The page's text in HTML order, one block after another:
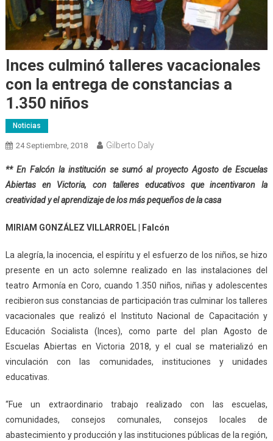
Inces culminó talleres vacacionales
con la entrega de constancias a
1.350 niños
Noticias
24 Septiembre, 2018 Gilberto Daly
** En Falcón la institución se sumó al proyecto Agosto de Escuelas
Abiertas en Victoria, con talleres educativos que incentivaron la
creatividad y el aprendizaje de los más pequeños de la casa
MIRIAM GONZÁLEZ VILLARROEL | Falcón
La alegría, la inocencia, el espíritu y el esfuerzo de los niños, se hizo
presente en un acto solemne realizado en las instalaciones del
teatro Armonía en Coro, cuando 1.350 niños, niñas y adolescentes
recibieron sus constancias de participación tras culminar los talleres
vacacionales que realizó el Instituto Nacional de Capacitación y
Educación Socialista (Inces), como parte del plan Agosto de
Escuelas Abiertas en Victoria 2018, y el cual se materializó en
vinculación con las comunidades, instituciones y unidades
educativas.
“Fue un extraordinario trabajo realizado con las escuelas,
comunidades, consejos comunales, consejos locales de
abastecimiento y producción y las instituciones públicas de la región,